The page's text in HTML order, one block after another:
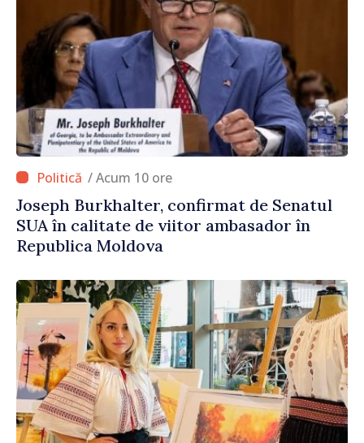
/ Acum 10 ore
Joseph Burkhalter, confirmat de Senatul
SUA în calitate de viitor ambasador în
Republica Moldova